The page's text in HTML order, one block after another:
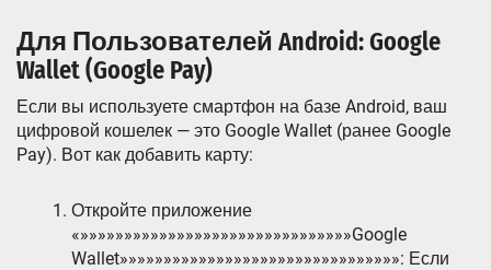
Для Пользователей Android: Google
Wallet (Google Pay)
Если вы используете смартфон на базе Android‚ ваш
цифровой кошелек — это Google Wallet (ранее Google
Pay). Вот как добавить карту:
Откройте приложение
«»»»»»»»»»»»»»»»»»»»»»»»»»»»»»»»Google
Wallet»»»»»»»»»»»»»»»»»»»»»»»»»»»»»»»»: Если